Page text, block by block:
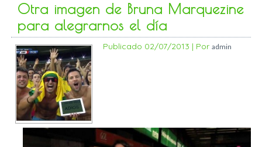
Otra imagen de Bruna Marquezine
para alegrarnos el día
Publicado 02/07/2013 | Por admin